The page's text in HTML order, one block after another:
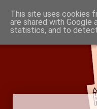
Piņķu
Babītes un Jaunmārupes
This site uses cookies
are shared with
statistics, and to detect